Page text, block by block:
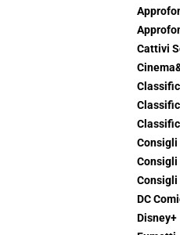
Cattivi
Consigli
Consigli
Consigli
DC
Disney+